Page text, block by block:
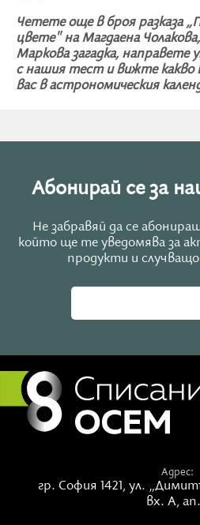
Четете още в броя разказа
цвете" на Магдаена
Маркова загадка, направете
с нашия тест и вижте какво
вас в астрономическия
Абонирай се за
Не забравяй да се
който ще те уведомява за
продукти и
Адрес:
гр. София 1421, ул.
вх. А, ап.